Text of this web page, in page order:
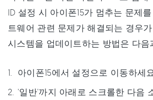
ID 설정 시 아이폰15가 멈추는 문제
트웨어 관련 문제가 해결되는 경우
시스템을 업데이트하는 방법은 다음
아이폰15에서 설정으로 이동하세
'일반'까지 아래로 스크롤한 다음